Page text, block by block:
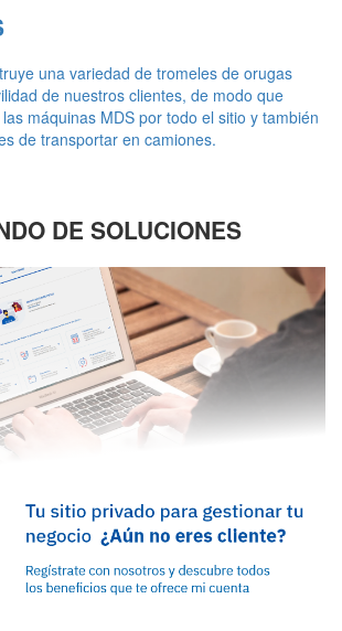
una variedad de tromeles de orugas
de nuestros clientes, de modo que
máquinas MDS por todo el sitio y también
de transportar en camiones.
DE SOLUCIONES